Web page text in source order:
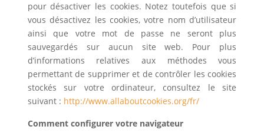
pour désactiver les cookies. Notez toutefois que si
vous désactivez les cookies, votre nom d’utilisateur
ainsi que votre mot de passe ne seront plus
sauvegardés sur aucun site web. Pour plus
d’informations relatives aux méthodes vous
permettant de supprimer et de contrôler les cookies
stockés sur votre ordinateur, consultez le site
suivant : http://www.allaboutcookies.org/fr/
Comment configurer votre navigateur